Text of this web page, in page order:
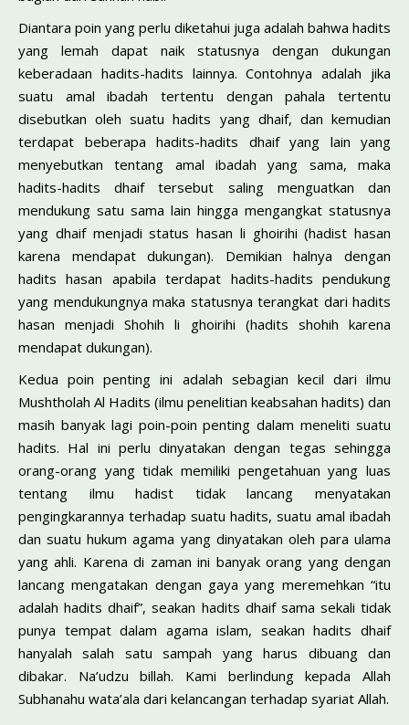
Diantara poin yang perlu diketahui juga adalah bahwa hadits
yang lemah dapat naik statusnya dengan dukungan
keberadaan hadits-hadits lainnya. Contohnya adalah jika
suatu amal ibadah tertentu dengan pahala tertentu
disebutkan oleh suatu hadits yang dhaif, dan kemudian
terdapat beberapa hadits-hadits dhaif yang lain yang
menyebutkan tentang amal ibadah yang sama, maka
hadits-hadits dhaif tersebut saling menguatkan dan
mendukung satu sama lain hingga mengangkat statusnya
yang dhaif menjadi status hasan li ghoirihi (hadist hasan
karena mendapat dukungan). Demikian halnya dengan
hadits hasan apabila terdapat hadits-hadits pendukung
yang mendukungnya maka statusnya terangkat dari hadits
hasan menjadi Shohih li ghoirihi (hadits shohih karena
mendapat dukungan).
Kedua poin penting ini adalah sebagian kecil dari ilmu
Mushtholah Al Hadits (ilmu penelitian keabsahan hadits) dan
masih banyak lagi poin-poin penting dalam meneliti suatu
hadits. Hal ini perlu dinyatakan dengan tegas sehingga
orang-orang yang tidak memiliki pengetahuan yang luas
tentang ilmu hadist tidak lancang menyatakan
pengingkarannya terhadap suatu hadits, suatu amal ibadah
dan suatu hukum agama yang dinyatakan oleh para ulama
yang ahli. Karena di zaman ini banyak orang yang dengan
lancang mengatakan dengan gaya yang meremehkan “itu
adalah hadits dhaif”, seakan hadits dhaif sama sekali tidak
punya tempat dalam agama islam, seakan hadits dhaif
hanyalah salah satu sampah yang harus dibuang dan
dibakar. Na’udzu billah. Kami berlindung kepada Allah
Subhanahu wata’ala dari kelancangan terhadap syariat Allah.